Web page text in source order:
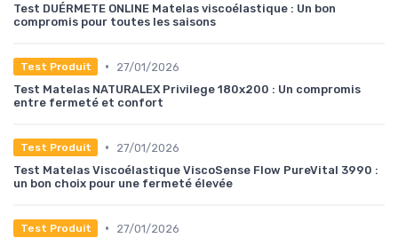
Test DUÉRMETE ONLINE Matelas viscoélastique : Un bon
compromis pour toutes les saisons
Test Produit •
27/01/2026
Test Matelas NATURALEX Privilege 180x200 : Un compromis
entre fermeté et confort
Test Produit •
27/01/2026
Test Matelas Viscoélastique ViscoSense Flow PureVital 3990 :
un bon choix pour une fermeté élevée
Test Produit •
27/01/2026